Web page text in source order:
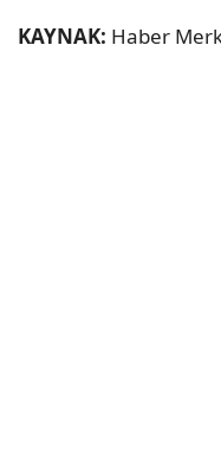
KAYNAK: Haber